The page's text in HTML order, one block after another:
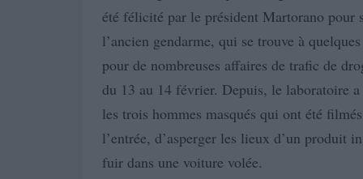
été félicité par le président Martorano pour
l’ancien gendarme, qui se trouve à
pour de nombreuses affaires de trafic de
du 13 au 14 février. Depuis, le laboratoire
les trois hommes masqués qui ont été
l’entrée, d’asperger les lieux d’un produit
fuir dans une voiture volée.